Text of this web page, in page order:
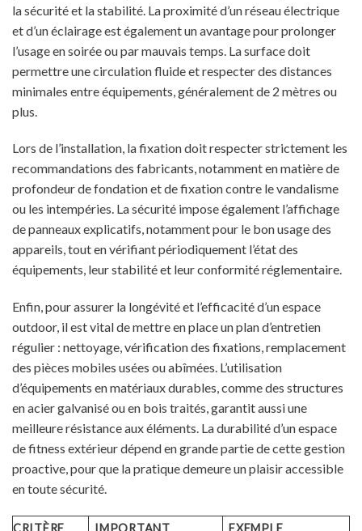
la sécurité et la stabilité. La proximité d’un réseau électrique
et d’un éclairage est également un avantage pour prolonger
l’usage en soirée ou par mauvais temps. La surface doit
permettre une circulation fluide et respecter des distances
minimales entre équipements, généralement de 2 mètres ou
plus.
Lors de l’installation, la fixation doit respecter strictement les
recommandations des fabricants, notamment en matière de
profondeur de fondation et de fixation contre le vandalisme
ou les intempéries. La sécurité impose également l’affichage
de panneaux explicatifs, notamment pour le bon usage des
appareils, tout en vérifiant périodiquement l’état des
équipements, leur stabilité et leur conformité réglementaire.
Enfin, pour assurer la longévité et l’efficacité d’un espace
outdoor, il est vital de mettre en place un plan d’entretien
régulier : nettoyage, vérification des fixations, remplacement
des pièces mobiles usées ou abîmées. L’utilisation
d’équipements en matériaux durables, comme des structures
en acier galvanisé ou en bois traités, garantit aussi une
meilleure résistance aux éléments. La durabilité d’un espace
de fitness extérieur dépend en grande partie de cette gestion
proactive, pour que la pratique demeure un plaisir accessible
en toute sécurité.
CRITÈRE IMPORTANT EXEMPLE